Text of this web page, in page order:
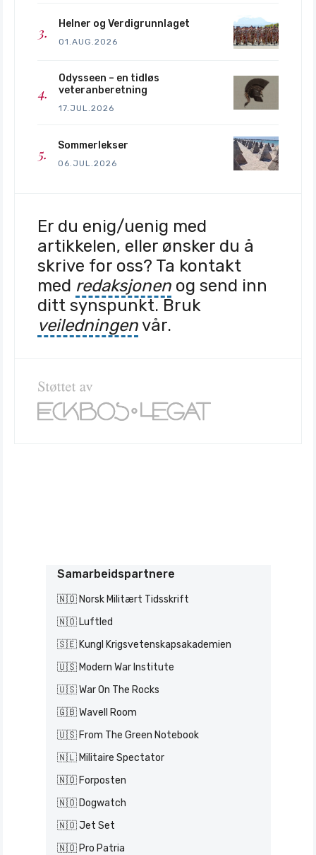
Helner og Verdigrunnlaget
01.AUG.2026
Odysseen – en tidløs
veteranberetning
17.JUL.2026
Sommerlekser
06.JUL.2026
Er du enig/uenig med
artikkelen, eller ønsker du å
skrive for oss? Ta kontakt
med redaksjonen og send inn
ditt synspunkt. Bruk
veiledningenvår.
Samarbeidspartnere
🇳🇴 Norsk Militært Tidsskrift
🇳🇴 Luftled
🇸🇪 Kungl Krigsvetenskapsakademien
🇺🇸 Modern War Institute
🇺🇸 War On The Rocks
🇬🇧 Wavell Room
🇺🇸 From The Green Notebook
🇳🇱 Militaire Spectator
🇳🇴 Forposten
🇳🇴 Dogwatch
🇳🇴 Jet Set
🇳🇴 Pro Patria